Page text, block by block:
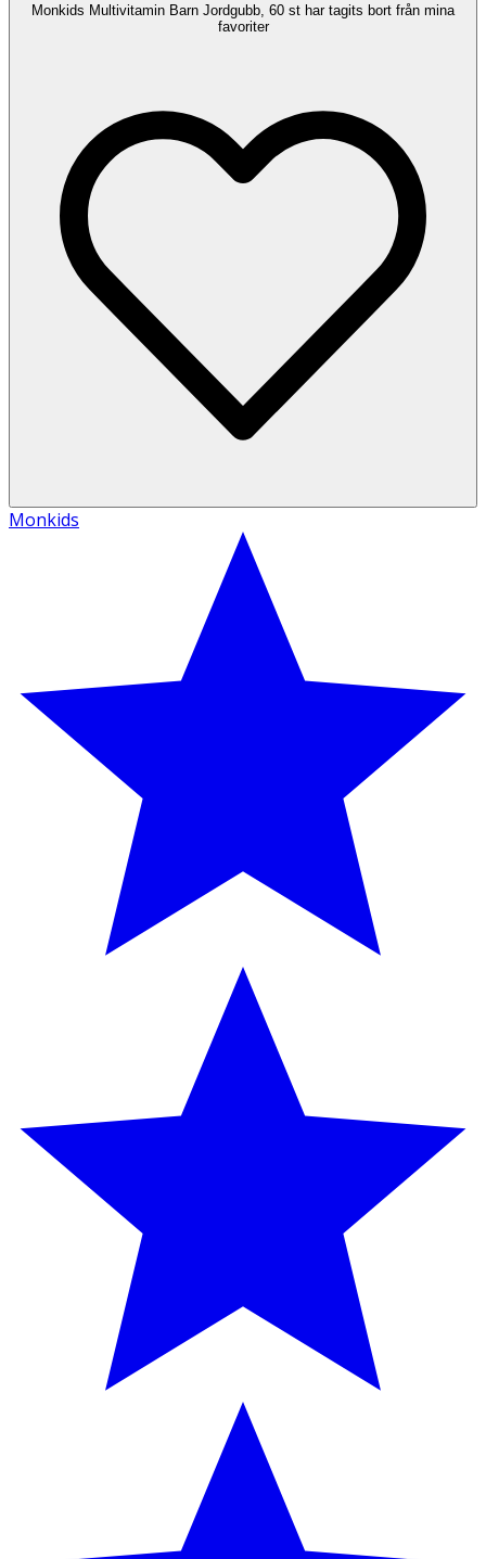
Monkids Multivitamin Barn Jordgubb, 60 st har tagits bort från mina
favoriter
Monkids